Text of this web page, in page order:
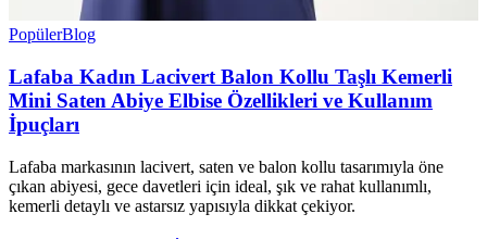
PopülerBlog
Lafaba Kadın Lacivert Balon Kollu Taşlı Kemerli
Mini Saten Abiye Elbise Özellikleri ve Kullanım
İpuçları
Lafaba markasının lacivert, saten ve balon kollu tasarımıyla öne
çıkan abiyesi, gece davetleri için ideal, şık ve rahat kullanımlı,
kemerli detaylı ve astarsız yapısıyla dikkat çekiyor.